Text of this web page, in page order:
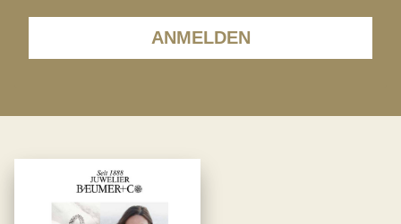
ANMELDEN